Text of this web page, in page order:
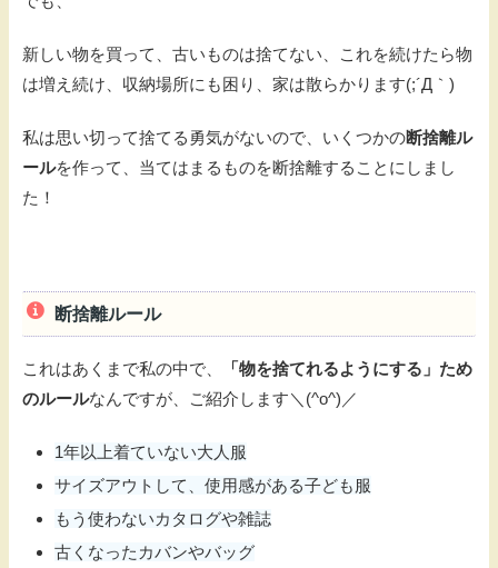
新しい物を買って、古いものは捨てない、これを続けたら物
は増え続け、収納場所にも困り、家は散らかります(;´Д｀)
私は思い切って捨てる勇気がないので、いくつかの断捨離ル
ールを作って、当てはまるものを断捨離することにしまし
た！
断捨離ルール
これはあくまで私の中で、
「物を捨てれるようにする」ため
のルールなんですが、ご紹介します＼(^o^)／
1年以上着ていない大人服
サイズアウトして、使用感がある子ども服
もう使わないカタログや雑誌
古くなったカバンやバッグ